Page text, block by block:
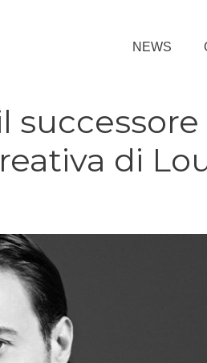
NEWS
di